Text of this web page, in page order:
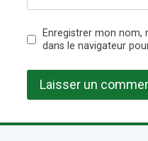
Enregistrer mon
dans le navigateur